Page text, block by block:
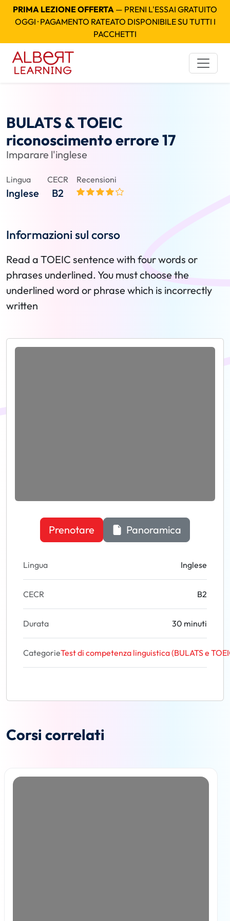
PRIMA LEZIONE OFFERTA — PRENI L'ESSAI GRATUITO
OGGI · PAGAMENTO RATEATO DISPONIBILE SU TUTTI I
PACCHETTI
BULATS & TOEIC
riconoscimento errore 17
Imparare l'inglese
Lingua
Inglese
CECR
B2
Recensioni
Informazioni sul corso
Read a TOEIC sentence with four words or
phrases underlined. You must choose the
underlined word or phrase which is incorrectly
written
Prenotare Panoramica
Lingua Inglese
CECR B2
Durata 30 minuti
CategorieTest di competenza linguistica (BULATS e
Corsi correlati